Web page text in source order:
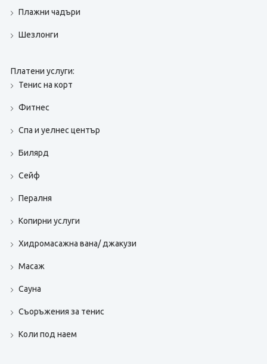
Плажни чадъри
Шезлонги
Платени услуги:
Тенис на корт
Фитнес
Спа и уелнес център
Билярд
Сейф
Пералня
Копирни услуги
Хидромасажна вана/ джакузи
Масаж
Сауна
Съоръжения за тенис
Коли под наем